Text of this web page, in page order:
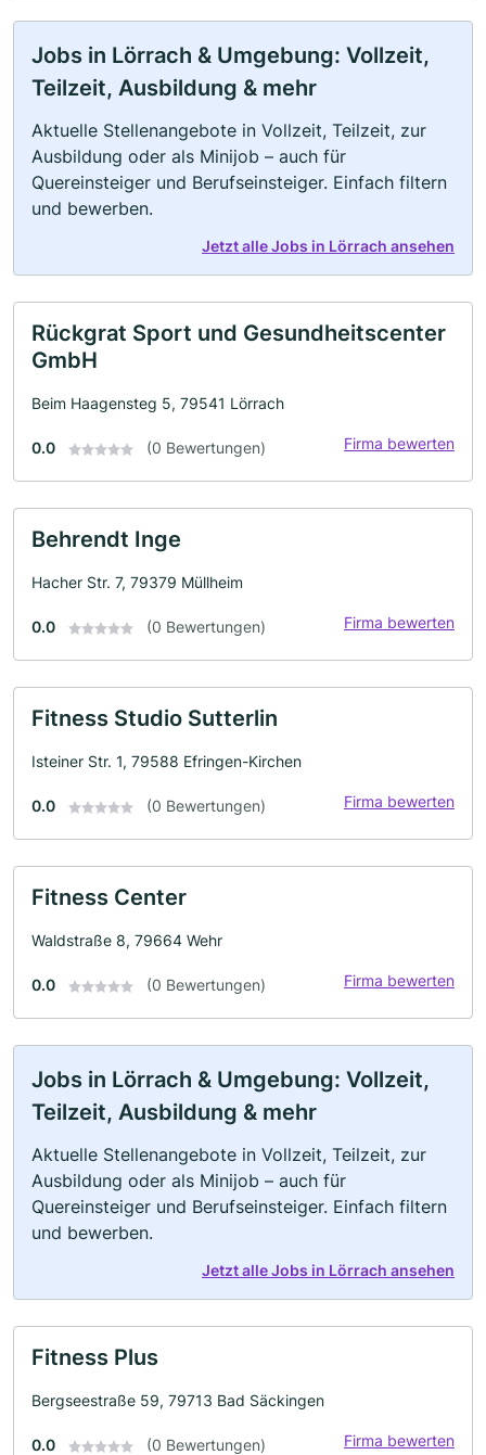
Jobs in Lörrach & Umgebung: Vollzeit,
Teilzeit, Ausbildung & mehr
Aktuelle Stellenangebote in Vollzeit, Teilzeit, zur
Ausbildung oder als Minijob – auch für
Quereinsteiger und Berufseinsteiger. Einfach filtern
und bewerben.
Jetzt alle Jobs in Lörrach ansehen
Rückgrat Sport und Gesundheitscenter
GmbH
Beim Haagensteg 5, 79541 Lörrach
0.0 (0 Bewertungen) Firma bewerten
Behrendt Inge
Hacher Str. 7, 79379 Müllheim
0.0 (0 Bewertungen) Firma bewerten
Fitness Studio Sutterlin
Isteiner Str. 1, 79588 Efringen-Kirchen
0.0 (0 Bewertungen) Firma bewerten
Fitness Center
Waldstraße 8, 79664 Wehr
0.0 (0 Bewertungen) Firma bewerten
Jobs in Lörrach & Umgebung: Vollzeit,
Teilzeit, Ausbildung & mehr
Aktuelle Stellenangebote in Vollzeit, Teilzeit, zur
Ausbildung oder als Minijob – auch für
Quereinsteiger und Berufseinsteiger. Einfach filtern
und bewerben.
Jetzt alle Jobs in Lörrach ansehen
Fitness Plus
Bergseestraße 59, 79713 Bad Säckingen
0.0 (0 Bewertungen) Firma bewerten